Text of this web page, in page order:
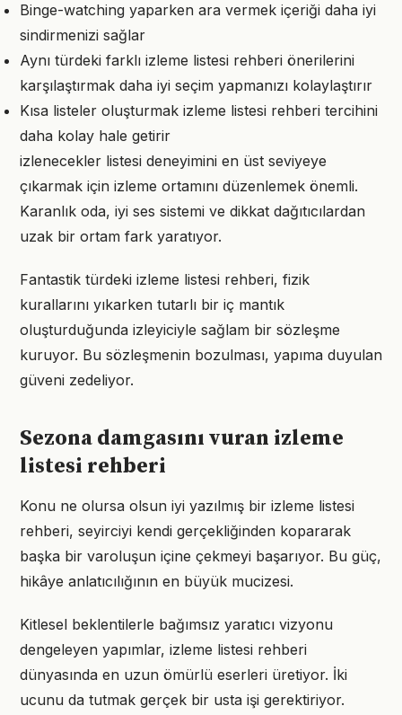
Binge-watching yaparken ara vermek içeriği daha iyi
sindirmenizi sağlar
Aynı türdeki farklı izleme listesi rehberi önerilerini
karşılaştırmak daha iyi seçim yapmanızı kolaylaştırır
Kısa listeler oluşturmak izleme listesi rehberi tercihini
daha kolay hale getirir
izlenecekler listesi deneyimini en üst seviyeye
çıkarmak için izleme ortamını düzenlemek önemli.
Karanlık oda, iyi ses sistemi ve dikkat dağıtıcılardan
uzak bir ortam fark yaratıyor.
Fantastik türdeki izleme listesi rehberi, fizik
kurallarını yıkarken tutarlı bir iç mantık
oluşturduğunda izleyiciyle sağlam bir sözleşme
kuruyor. Bu sözleşmenin bozulması, yapıma duyulan
güveni zedeliyor.
Sezona damgasını vuran izleme
listesi rehberi
Konu ne olursa olsun iyi yazılmış bir izleme listesi
rehberi, seyirciyi kendi gerçekliğinden kopararak
başka bir varoluşun içine çekmeyi başarıyor. Bu güç,
hikâye anlatıcılığının en büyük mucizesi.
Kitlesel beklentilerle bağımsız yaratıcı vizyonu
dengeleyen yapımlar, izleme listesi rehberi
dünyasında en uzun ömürlü eserleri üretiyor. İki
ucunu da tutmak gerçek bir usta işi gerektiriyor.